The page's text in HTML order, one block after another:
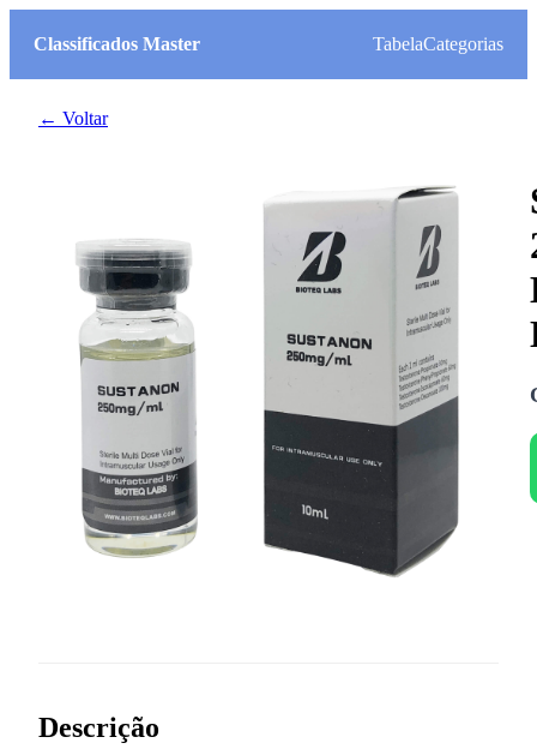
Classificados Master TabelaCategorias
← Voltar
Descrição